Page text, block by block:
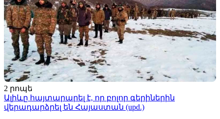
2 րոպե
Ալիևը հայտարարել է, որ բոլոր գերիներին
վերադարձրել են Հայաստան (upd.)